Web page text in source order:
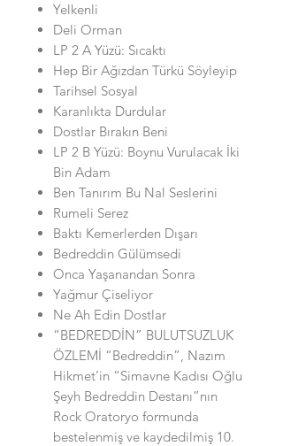
Yelkenli
Deli Orman
LP 2 A Yüzü: Sıcaktı
Hep Bir Ağızdan Türkü Söyleyip
Tarihsel Sosyal
Karanlıkta Durdular
Dostlar Bırakın Beni
LP 2 B Yüzü: Boynu Vurulacak İki
Bin Adam
Ben Tanırım Bu Nal Seslerini
Rumeli Serez
Baktı Kemerlerden Dışarı
Bedreddin Gülümsedi
Onca Yaşanandan Sonra
Yağmur Çiseliyor
Ne Ah Edin Dostlar
“BEDREDDİN” BULUTSUZLUK
ÖZLEMİ “Bedreddin”, Nazım
Hikmet’in “Simavne Kadısı Oğlu
Şeyh Bedreddin Destanı”nın
Rock Oratoryo formunda
bestelenmiş ve kaydedilmiş 10.